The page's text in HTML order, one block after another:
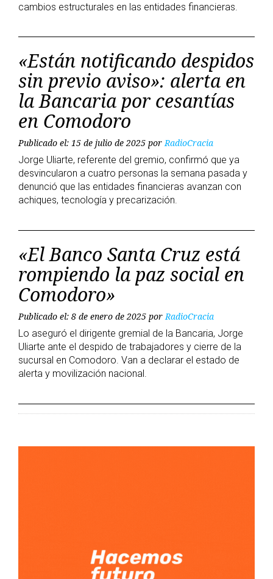
cambios estructurales en las entidades financieras.
«Están notificando despidos
sin previo aviso»: alerta en
la Bancaria por cesantías
en Comodoro
Publicado el: 15 de julio de 2025 porRadioCracia
Jorge Uliarte, referente del gremio, confirmó que ya
desvincularon a cuatro personas la semana pasada y
denunció que las entidades financieras avanzan con
achiques, tecnología y precarización.
«El Banco Santa Cruz está
rompiendo la paz social en
Comodoro»
Publicado el: 8 de enero de 2025 porRadioCracia
Lo aseguró el dirigente gremial de la Bancaria, Jorge
Uliarte ante el despido de trabajadores y cierre de la
sucursal en Comodoro. Van a declarar el estado de
alerta y movilización nacional.